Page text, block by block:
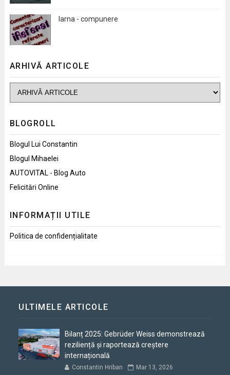
Iarna - compunere
ARHIVĂ ARTICOLE
BLOGROLL
Blogul Lui Constantin
Blogul Mihaelei
AUTOVITAL - Blog Auto
Felicitări Online
INFORMAȚII UTILE
Politica de confidențialitate
ULTIMELE ARTICOLE
Bilanț 2025: Gebrüder Weiss demonstrează
reziliență și raportează creștere
internațională
Constantin Hriban Mar 13, 2026